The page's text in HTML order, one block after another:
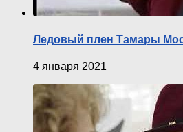
Ледовый плен Тамары
4 января 2021